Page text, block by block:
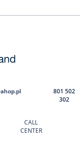
CALL
CENTER
801 502
302